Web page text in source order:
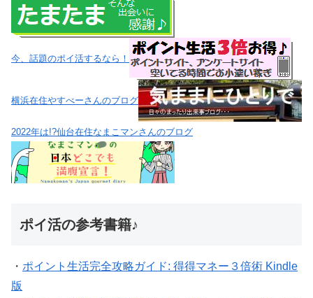
今、話題のポイ活するなら！
横浜在住やすべーさんのブログ
2022年は!?仙台在住なまこマンさんのブログ
ポイ活の参考書籍♪
・ ポイント生活完全攻略ガイド: 得得マネー３倍術 Kindle
版